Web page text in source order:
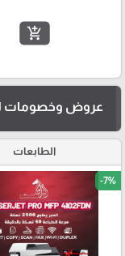
add_shopping_cart
عروض وخصومات
الطابعات
-7%